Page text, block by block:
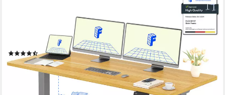
Schreibtisch Basic Plus höhenverstellbarer Schreibtisch mit
Premium-Zubehör-Set (2 Motore & 2-Fach-Teleskop & 4
Höhenspeichertasten), MIT 25MM einteiliger Tischplatte,
120/140/160/180
(121)
329,99 € UVP469,99 €